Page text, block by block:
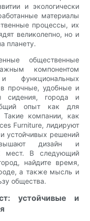
и экологически
материалы
процессы, их
великолепно, но и
планету.
общественные
компонентом
функциональных
прочные, удобные и
сидения, города и
опыт как для
Такие компании, как
Furniture, лидируют
устойчивых решений
дизайн и
мест. В следующий
найдите время,
а также мысль и
общества.
устойчивые и